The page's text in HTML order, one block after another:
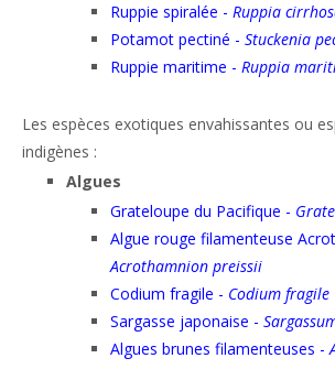
Ruppie spiralée - Ruppia
Potamot pectiné - Stuckenia
Ruppie maritime - Ruppia
Les espèces exotiques envahissantes ou
indigènes :
Algues
Grateloupe du Pacifique -
Algue rouge filamenteuse
Acrothamnion preissii
Codium fragile - Codium fragile
Sargasse japonaise -
Algues brunes filamenteuses -